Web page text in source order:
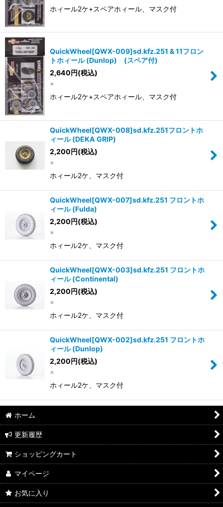
ホィール2ケ+スペアホィール、マスク付
QuickWheel[QWX-009]sd.kfz.251 & 11フロン
トホィール (Dunlop) (スペア付)
2,640円(税込)
×
ホィール2ケ+スペアホィール、マスク付
QuickWheel[QWX-008]sd.kfz.251フロントホ
ィール (DEKA GRIP)
2,200円(税込)
×
ホィール2ケ、マスク付
QuickWheel[QWX-007]sd.kfz.251 フロントホ
ィール (Fulda)
2,200円(税込)
×
ホィール2ケ、マスク付
QuickWheel[QWX-003]sd.kfz.251 フロントホ
ィール (Continental)
2,200円(税込)
×
ホィール2ケ、マスク付
QuickWheel[QWX-002]sd.kfz.251 フロントホ
ィール (Dunlop)
2,200円(税込)
×
ホィール2ケ、マスク付
ホーム
更新履歴
ショッピングカート
マイページ
お気に入り